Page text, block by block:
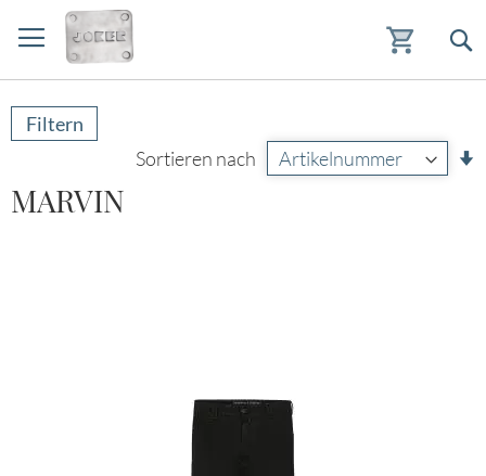
Inhalt
springen
MARVIN
Sortieren nach
Filtern